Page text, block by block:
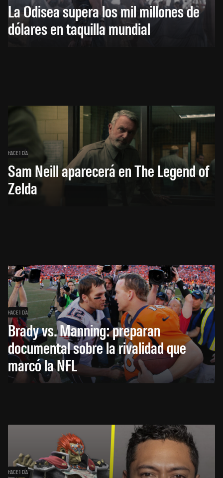
La Odisea supera los mil millones de
dólares en taquilla mundial
HACE 1 DÍA
Sam Neill aparecerá en The Legend of
Zelda
HACE 1 DÍA
Brady vs. Manning: preparan
documental sobre la rivalidad que
marcó la NFL
HACE 1 DÍA